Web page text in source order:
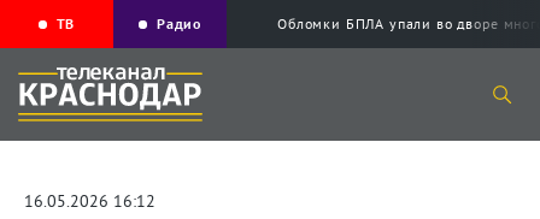
ТВ Радио Обломки БПЛА упали во дворе
16.05.2026 16:12